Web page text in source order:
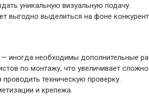
уникальную визуальную подачу.
выгодно выделиться на фоне
иногда необходимы дополнительные
по монтажу, что увеличивает
техническую проверку.
и крепежа.